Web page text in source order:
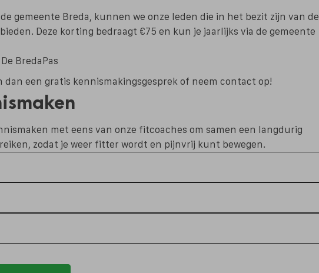
gemeente Breda, kunnen we onze leden die in het bezit zijn van de
Deze korting bedraagt €75 en kun je jaarlijks via de gemeente
De BredaPas
dan een gratis kennismakingsgesprek of neem contact op!
met eens van onze fitcoaches om samen een langdurig
zodat je weer fitter wordt en pijnvrij kunt bewegen.